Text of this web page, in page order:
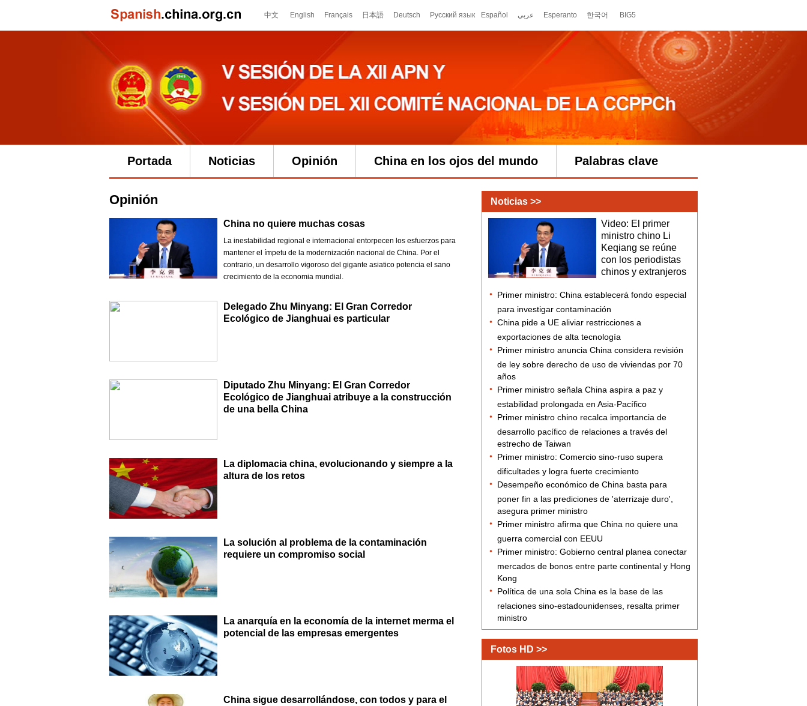
Portada Noticias Opinión China en los ojos del mundo Palabras clave
Opinión
China no quiere muchas cosas
La inestabilidad regional e internacional entorpecen los esfuerzos para
mantener el ímpetu de la modernización nacional de China. Por el
contrario, un desarrollo vigoroso del gigante asiatico potencia el sano
crecimiento de la economia mundial.
Delegado Zhu Minyang: El Gran Corredor
Ecológico de Jianghuai es particular
Diputado Zhu Minyang: El Gran Corredor
Ecológico de Jianghuai atribuye a la construcción
de una bella China
La diplomacia china, evolucionando y siempre a la
altura de los retos
La solución al problema de la contaminación
requiere un compromiso social
La anarquía en la economía de la internet merma el
potencial de las empresas emergentes
China sigue desarrollándose, con todos y para el